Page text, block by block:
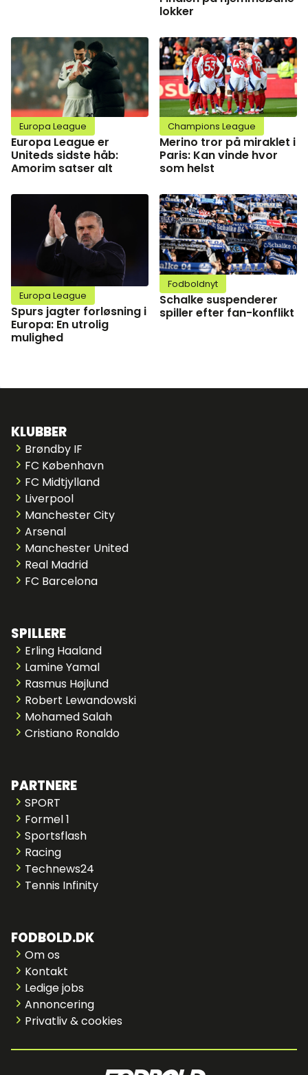
lokker
Europa League
Europa League er
Uniteds sidste håb:
Amorim satser alt
Champions League
Merino tror på miraklet i
Paris: Kan vinde hvor
som helst
Europa League
Spurs jagter forløsning i
Europa: En utrolig
mulighed
Fodboldnyt
Schalke suspenderer
spiller efter fan-konflikt
KLUBBER
Brøndby IF
FC København
FC Midtjylland
Liverpool
Manchester City
Arsenal
Manchester United
Real Madrid
FC Barcelona
SPILLERE
Erling Haaland
Lamine Yamal
Rasmus Højlund
Robert Lewandowski
Mohamed Salah
Cristiano Ronaldo
PARTNERE
SPORT
Formel 1
Sportsflash
Racing
Technews24
Tennis Infinity
FODBOLD.DK
Om os
Kontakt
Ledige jobs
Annoncering
Privatliv & cookies